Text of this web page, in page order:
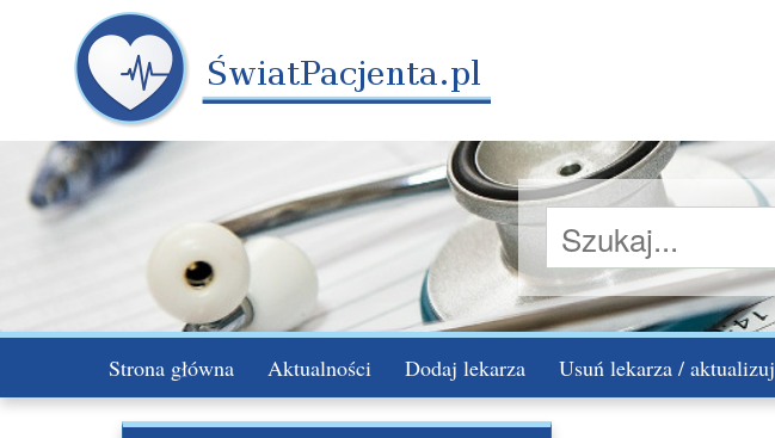
Strona główna Aktualności Dodaj lekarza Usuń lekarza / aktualizuj